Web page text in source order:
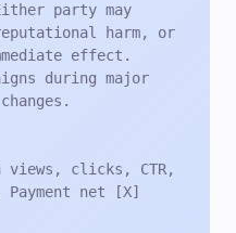
party may
harm, or
effect.
during major
views, clicks, CTR,
net [X]